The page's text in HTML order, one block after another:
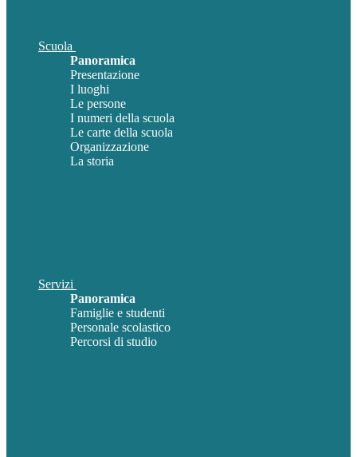
Scuola
Panoramica
Presentazione
I luoghi
Le persone
I numeri della scuola
Le carte della scuola
Organizzazione
La storia
Servizi
Panoramica
Famiglie e studenti
Personale scolastico
Percorsi di studio